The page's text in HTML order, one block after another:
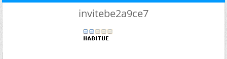
invitebe2a9ce7